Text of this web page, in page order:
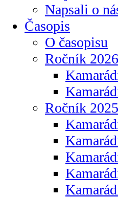
Napsali o
Časopis
O časopisu
Ročník 2026
Ročník 2025